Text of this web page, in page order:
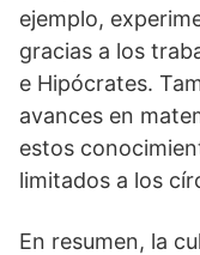
ejemplo,
gracias a los
e Hipócrates.
avances en
estos
limitados a los
En resumen, la